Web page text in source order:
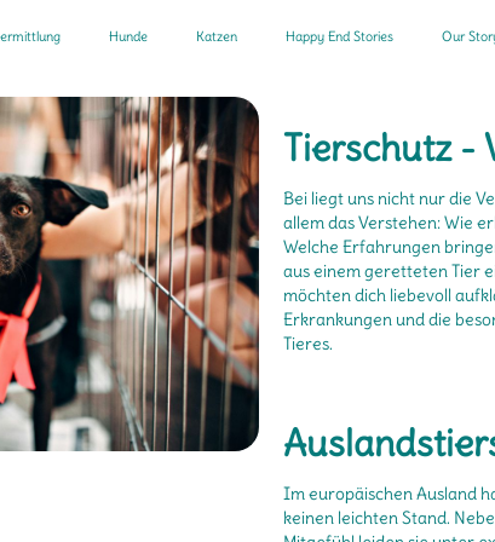
Hunde Katzen Happy End Stories Our
Tierschutz -
Bei liegt uns nicht nur die
allem das Verstehen: Wie
Welche Erfahrungen
aus einem geretteten Tier
möchten dich liebevoll
Erkrankungen und die
Tieres.
Im europäischen Ausland
keinen leichten Stand.